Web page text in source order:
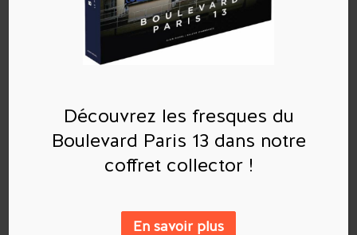
Commentaires récents
Catégories
Aucune catégorie
Découvrez les fresques du
Boulevard Paris 13 dans notre
coffret collector !
En savoir plus